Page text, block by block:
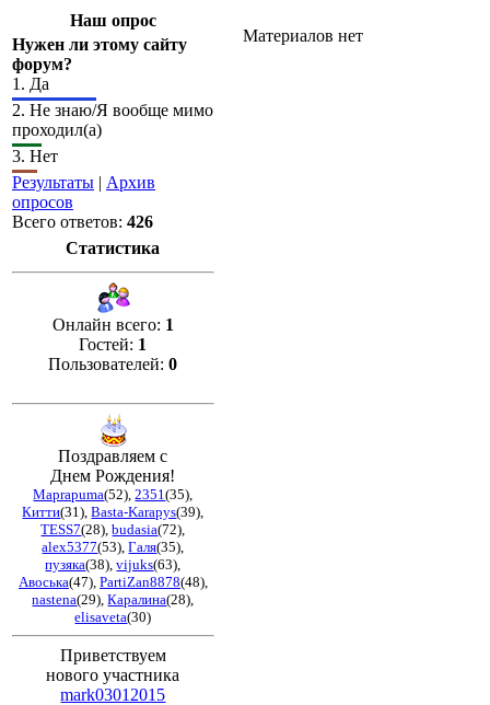
Наш опрос
Нужен ли этому сайту
форум?
1. Да
2. Не знаю/Я вообще мимо
проходил(а)
3. Нет
Результаты | Архив
опросов
Всего ответов: 426
Статистика
Онлайн всего: 1
Гостей: 1
Пользователей:0
Поздравляем с
Днем Рождения!
Maprapuma(52),2351(35),
Китти(31),Basta-Karapys(39),
TESS7(28),budasia(72),
alex5377(53),Галя(35),
пузяка(38),vijuks(63),
Авоська(47), PartiZan8878(48),
nastena(29),Каралина(28),
elisaveta(30)
Приветствуем
нового участника
mark03012015
Материалов нет